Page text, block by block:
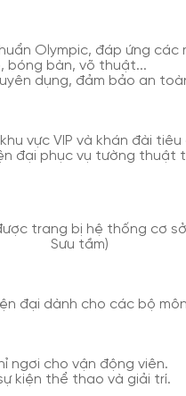
Olympic, đáp ứng các
bóng bàn, võ thuật...
dụng, đảm bảo an
vực VIP và khán đài tiêu
đại phục vụ tường thuật
trang bị hệ thống cơ
Sưu tầm)
đại dành cho các bộ
ngơi cho vận động viên.
kiện thể thao và giải trí.